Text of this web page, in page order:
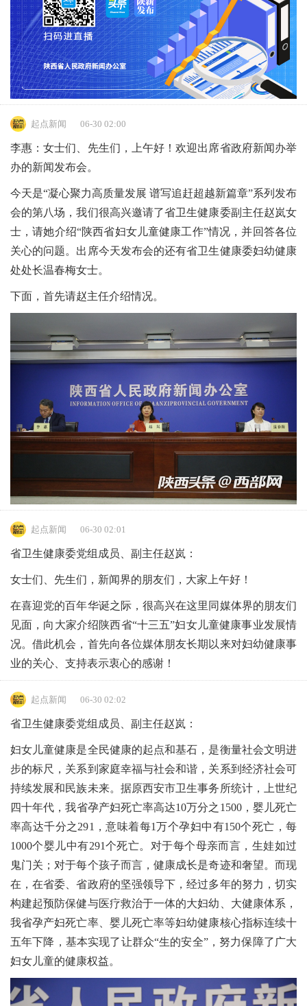
起点新闻 06-30 02:00
李惠：女士们、先生们，上午好！欢迎出席省政府新闻办举
办的新闻发布会。
今天是“凝心聚力高质量发展 谱写追赶超越新篇章”系列发布
会的第八场，我们很高兴邀请了省卫生健康委副主任赵岚女
士，请她介绍“陕西省妇女儿童健康工作”情况，并回答各位
关心的问题。出席今天发布会的还有省卫生健康委妇幼健康
处处长温春梅女士。
下面，首先请赵主任介绍情况。
起点新闻 06-30 02:01
省卫生健康委党组成员、副主任赵岚：
女士们、先生们，新闻界的朋友们，大家上午好！
在喜迎党的百年华诞之际，很高兴在这里同媒体界的朋友们
见面，向大家介绍陕西省“十三五”妇女儿童健康事业发展情
况。借此机会，首先向各位媒体朋友长期以来对妇幼健康事
业的关心、支持表示衷心的感谢！
起点新闻 06-30 02:02
省卫生健康委党组成员、副主任赵岚：
妇女儿童健康是全民健康的起点和基石，是衡量社会文明进
步的标尺，关系到家庭幸福与社会和谐，关系到经济社会可
持续发展和民族未来。据原西安市卫生事务所统计，上世纪
四十年代，我省孕产妇死亡率高达10万分之1500，婴儿死亡
率高达千分之291，意味着每1万个孕妇中有150个死亡，每
1000个婴儿中有291个死亡。对于每个母亲而言，生娃如过
鬼门关；对于每个孩子而言，健康成长是奇迹和奢望。而现
在，在省委、省政府的坚强领导下，经过多年的努力，切实
构建起预防保健与医疗救治于一体的大妇幼、大健康体系，
我省孕产妇死亡率、婴儿死亡率等妇幼健康核心指标连续十
五年下降，基本实现了让群众“生的安全”，努力保障了广大
妇女儿童的健康权益。